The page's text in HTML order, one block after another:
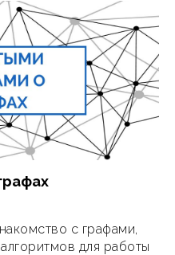
с графами,
для работы